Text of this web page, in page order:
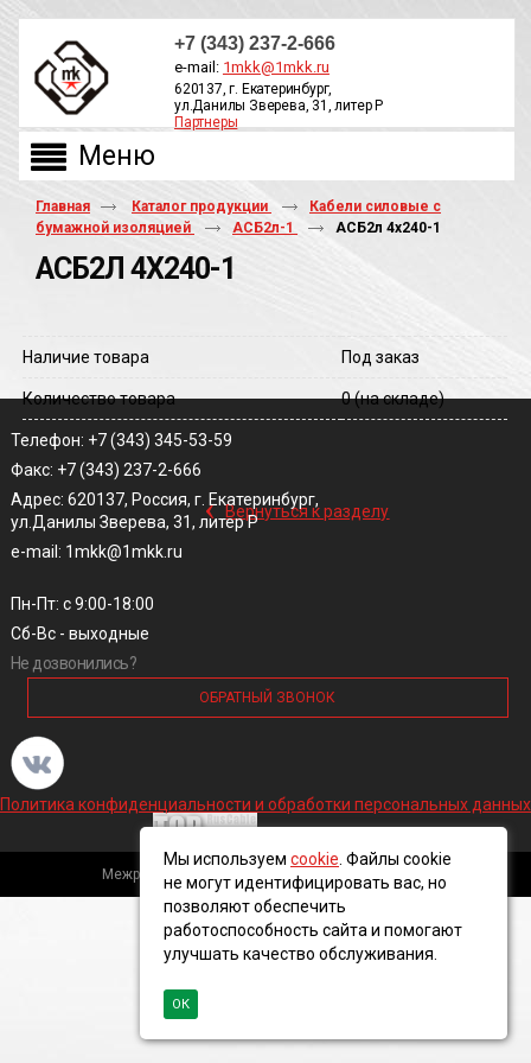
+7 (343) 237-2-666
e-mail: 1mkk@1mkk.ru
620137, г. Екатеринбург,
ул.Данилы Зверева, 31, литер Р
Партнеры
Главная Каталог продукции
Кабели силовые с
бумажной изоляцией
АСБ2л-1 АСБ2л 4х240-1
АСБ2Л 4Х240-1
Наличие товара Под заказ
Количество товара 0(на складе)
‹ Вернуться к разделу
Телефон: +7 (343) 345-53-59
Факс: +7 (343) 237-2-666
Адрес: 620137, Россия, г. Екатеринбург,
ул.Данилы Зверева, 31, литер Р
e-mail: 1mkk@1mkk.ru
Пн-Пт: с 9:00-18:00
Сб-Вс - выходные
Не дозвонились?
ОБРАТНЫЙ ЗВОНОК
Политика конфиденциальности и обработки персональных данных
Межрегиональная кабельная компания, 2016 ©
Мы используем cookie . Файлы cookie
не могут идентифицировать вас, но
позволяют обеспечить
работоспособность сайта и помогают
улучшать качество обслуживания.
ОК